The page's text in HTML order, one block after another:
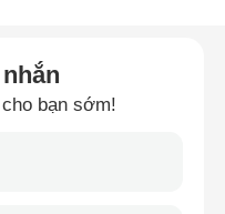
bạn sớm!